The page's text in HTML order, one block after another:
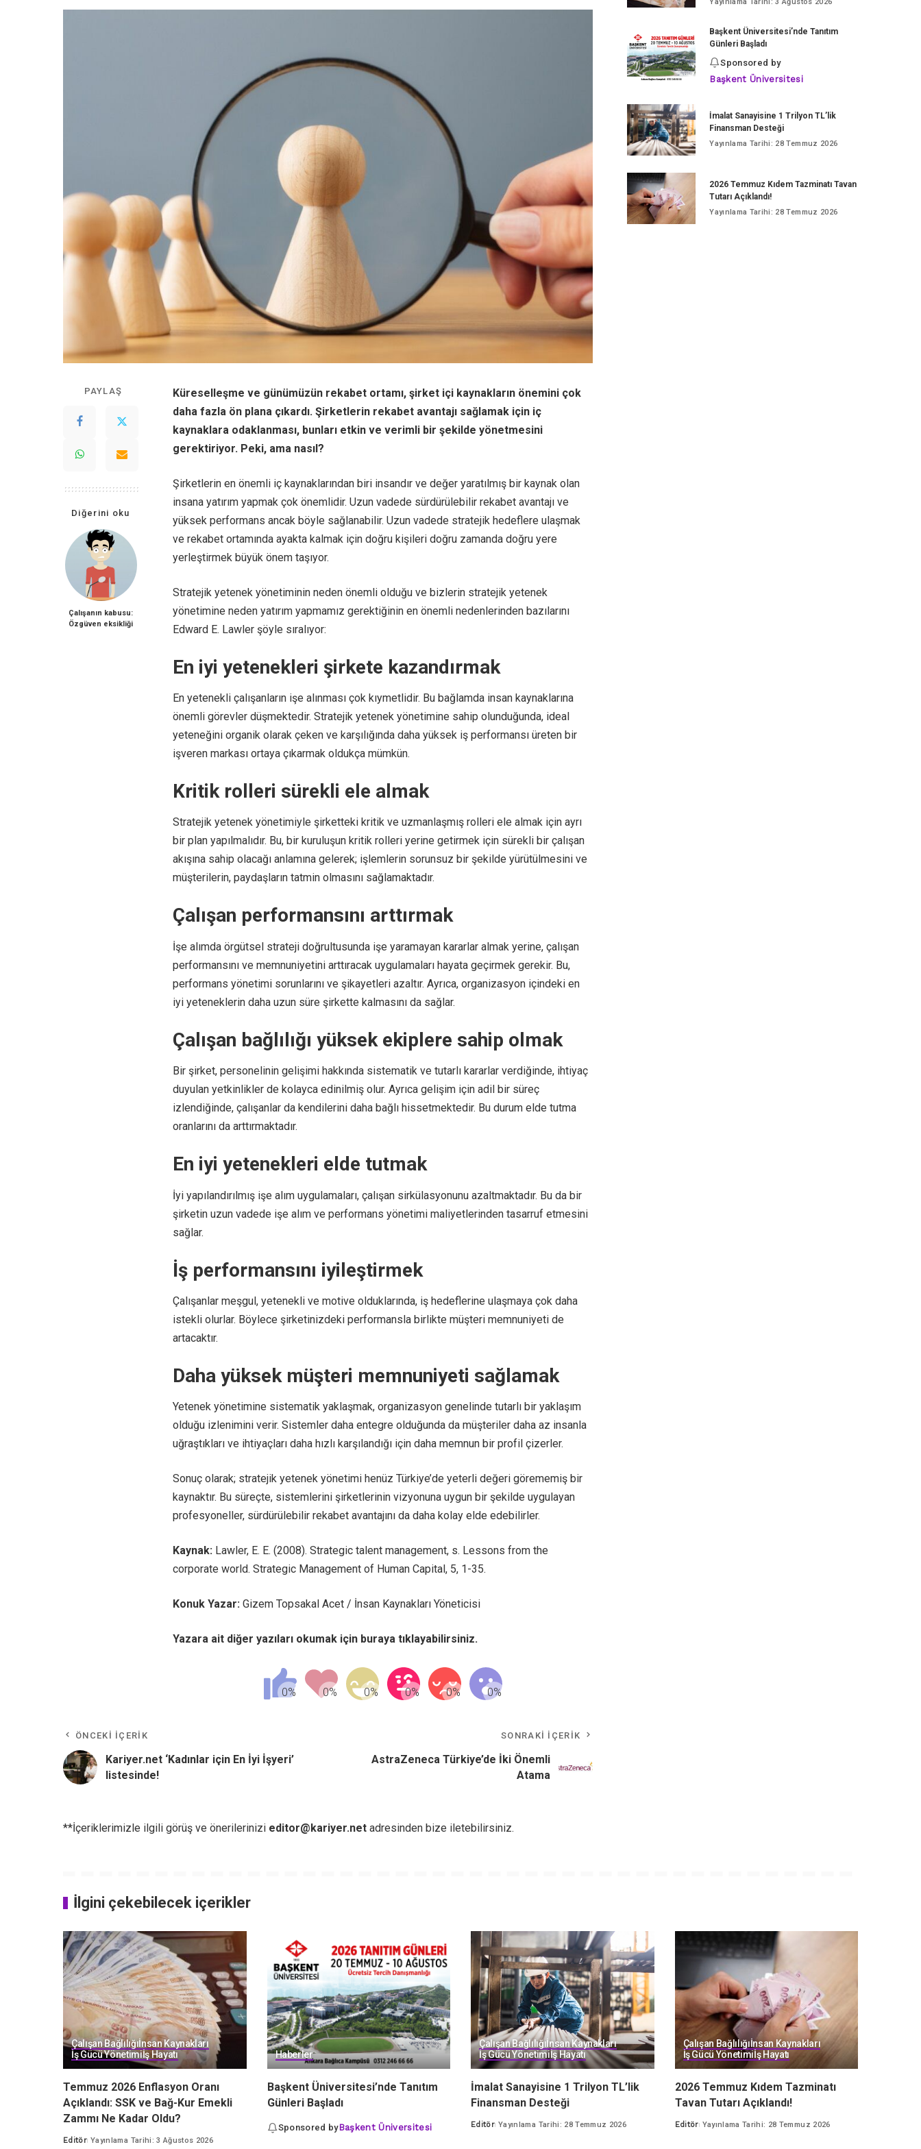
PAYLAŞ
Diğerini oku
Çalışanın kabusu:
Özgüven eksikliği
Küreselleşme ve günümüzün rekabet ortamı, şirket içi kaynakların önemini çok
daha fazla ön plana çıkardı. Şirketlerin rekabet avantajı sağlamak için iç
kaynaklara odaklanması, bunları etkin ve verimli bir şekilde yönetmesini
gerektiriyor. Peki, ama nasıl?
Şirketlerin en önemli iç kaynaklarından biri insandır ve değer yaratılmış bir kaynak olan
insana yatırım yapmak çok önemlidir. Uzun vadede sürdürülebilir rekabet avantajı ve
yüksek performans ancak böyle sağlanabilir. Uzun vadede stratejik hedeflere ulaşmak
ve rekabet ortamında ayakta kalmak için doğru kişileri doğru zamanda doğru yere
yerleştirmek büyük önem taşıyor.
Stratejik yetenek yönetiminin neden önemli olduğu ve bizlerin stratejik yetenek
yönetimine neden yatırım yapmamız gerektiğinin en önemli nedenlerinden bazılarını
Edward E. Lawler şöyle sıralıyor:
En iyi yetenekleri şirkete kazandırmak
En yetenekli çalışanların işe alınması çok kıymetlidir. Bu bağlamda insan kaynaklarına
önemli görevler düşmektedir. Stratejik yetenek yönetimine sahip olunduğunda, ideal
yeteneğini organik olarak çeken ve karşılığında daha yüksek iş performansı üreten bir
işveren markası ortaya çıkarmak oldukça mümkün.
Kritik rolleri sürekli ele almak
Stratejik yetenek yönetimiyle şirketteki kritik ve uzmanlaşmış rolleri ele almak için ayrı
bir plan yapılmalıdır. Bu, bir kuruluşun kritik rolleri yerine getirmek için sürekli bir çalışan
akışına sahip olacağı anlamına gelerek; işlemlerin sorunsuz bir şekilde yürütülmesini ve
müşterilerin, paydaşların tatmin olmasını sağlamaktadır.
Çalışan performansını arttırmak
İşe alımda örgütsel strateji doğrultusunda işe yaramayan kararlar almak yerine, çalışan
performansını ve memnuniyetini arttıracak uygulamaları hayata geçirmek gerekir. Bu,
performans yönetimi sorunlarını ve şikayetleri azaltır. Ayrıca, organizasyon içindeki en
iyi yeteneklerin daha uzun süre şirkette kalmasını da sağlar.
Çalışan bağlılığı yüksek ekiplere sahip olmak
Bir şirket, personelinin gelişimi hakkında sistematik ve tutarlı kararlar verdiğinde, ihtiyaç
duyulan yetkinlikler de kolayca edinilmiş olur. Ayrıca gelişim için adil bir süreç
izlendiğinde, çalışanlar da kendilerini daha bağlı hissetmektedir. Bu durum elde tutma
oranlarını da arttırmaktadır.
En iyi yetenekleri elde tutmak
İyi yapılandırılmış işe alım uygulamaları, çalışan sirkülasyonunu azaltmaktadır. Bu da bir
şirketin uzun vadede işe alım ve performans yönetimi maliyetlerinden tasarruf etmesini
sağlar.
İş performansını iyileştirmek
Çalışanlar meşgul, yetenekli ve motive olduklarında, iş hedeflerine ulaşmaya çok daha
istekli olurlar. Böylece şirketinizdeki performansla birlikte müşteri memnuniyeti de
artacaktır.
Daha yüksek müşteri memnuniyeti sağlamak
Yetenek yönetimine sistematik yaklaşmak, organizasyon genelinde tutarlı bir yaklaşım
olduğu izlenimini verir. Sistemler daha entegre olduğunda da müşteriler daha az insanla
uğraştıkları ve ihtiyaçları daha hızlı karşılandığı için daha memnun bir profil çizerler.
Sonuç olarak; stratejik yetenek yönetimi henüz Türkiye’de yeterli değeri görememiş bir
kaynaktır. Bu süreçte, sistemlerini şirketlerinin vizyonuna uygun bir şekilde uygulayan
profesyoneller, sürdürülebilir rekabet avantajını da daha kolay elde edebilirler.
Kaynak: Lawler, E. E. (2008). Strategic talent management, s. Lessons from the
corporate world. Strategic Management of Human Capital, 5, 1-35.
Konuk Yazar: Gizem Topsakal Acet / İnsan Kaynakları Yöneticisi
Yazara ait diğer yazıları okumak için buraya tıklayabilirsiniz.
ÖNCEKI İÇERIK
Kariyer.net ‘Kadınlar için En İyi İşyeri’
listesinde!
SONRAKI İÇERIK
AstraZeneca Türkiye’de İki Önemli
Atama
**İçeriklerimizle ilgili görüş ve önerilerinizi editor@kariyer.net adresinden bize iletebilirsiniz.
Başkent Üniversitesi’nde Tanıtım
Günleri Başladı
Sponsored by
Başkent Üniversitesi
İmalat Sanayisine 1 Trilyon TL’lik
Finansman Desteği
Yayınlama Tarihi: 28 Temmuz 2026
2026 Temmuz Kıdem Tazminatı Tavan
Tutarı Açıklandı!
Yayınlama Tarihi: 28 Temmuz 2026
İlgini çekebilecek içerikler
Çalışan Bağlılığıİnsan Kaynakları
İş Gücü Yönetimiİş Hayatı
Temmuz 2026 Enflasyon Oranı
Açıklandı: SSK ve Bağ-Kur Emekli
Zammı Ne Kadar Oldu?
Posted
Editör Yayınlama Tarihi: 3 Ağustos 2026
Haberler
Başkent Üniversitesi’nde Tanıtım
Günleri Başladı
Sponsored byBaşkent Üniversitesi
Çalışan Bağlılığıİnsan Kaynakları
İş Gücü Yönetimiİş Hayatı
İmalat Sanayisine 1 Trilyon TL’lik
Finansman Desteği
Posted
Editör Yayınlama Tarihi: 28 Temmuz 2026
Çalışan Bağlılığıİnsan Kaynakları
İş Gücü Yönetimiİş Hayatı
2026 Temmuz Kıdem Tazminatı
Tavan Tutarı Açıklandı!
Posted
Editör Yayınlama Tarihi: 28 Temmuz 2026